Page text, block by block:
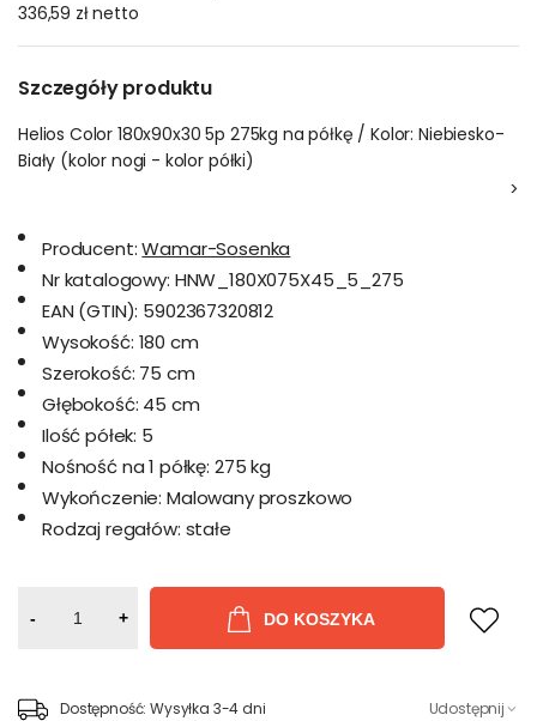
336,59 złnetto
Szczegóły produktu
Helios Color 180x90x30 5p 275kg na półkę / Kolor: Niebiesko-
Biały (kolor nogi - kolor półki)
>
Producent: Wamar-Sosenka
Nr katalogowy: HNW_180X075X45_5_275
EAN (GTIN): 5902367320812
Wysokość: 180 cm
Szerokość: 75 cm
Głębokość: 45 cm
Ilość półek: 5
Nośność na 1 półkę: 275 kg
Wykończenie: Malowany proszkowo
Rodzaj regałów: stałe
- + DO KOSZYKA
Dostępność: Wysyłka 3-4 dni
Udostępnij